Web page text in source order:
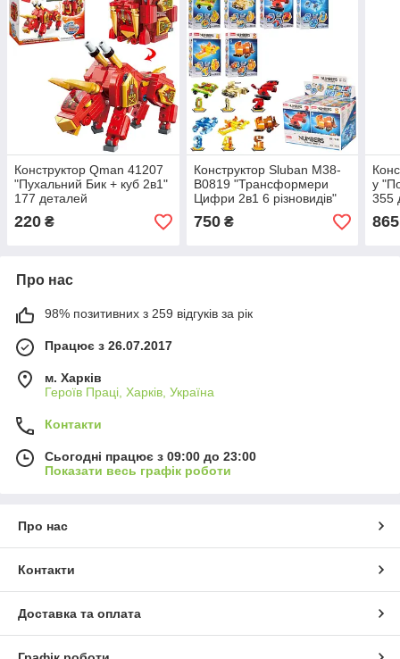
Конструктор Qman 41207
"Пухальний Бик + куб 2в1"
177 деталей
220 ₴
Конструктор Sluban M38-
B0819 "Трансформери
Цифри 2в1 6 різновидів"
750₴
у
355
865
Про нас
98% позитивних з 259 відгуків за рік
Працює з 26.07.2017
м. Харків
Героїв Праці, Харків, Україна
Контакти
Сьогодні працює з 09:00 до 23:00
Показати весь графік роботи
Про нас
Контакти
Доставка та оплата